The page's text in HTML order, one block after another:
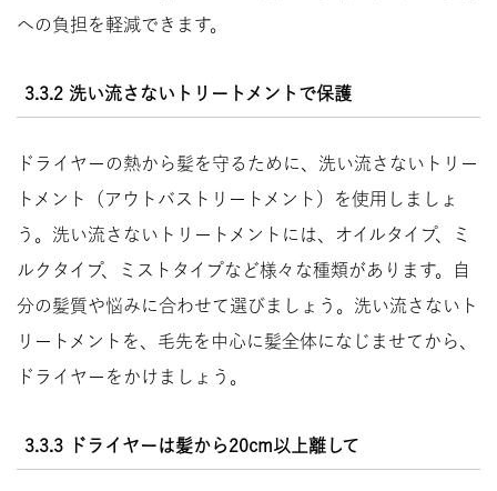
への負担を軽減できます。
3.3.2 洗い流さないトリートメントで保護
ドライヤーの熱から髪を守るために、洗い流さないトリー
トメント（アウトバストリートメント）を使用しましょ
う。洗い流さないトリートメントには、オイルタイプ、ミ
ルクタイプ、ミストタイプなど様々な種類があります。自
分の髪質や悩みに合わせて選びましょう。洗い流さないト
リートメントを、毛先を中心に髪全体になじませてから、
ドライヤーをかけましょう。
3.3.3 ドライヤーは髪から20cm以上離して